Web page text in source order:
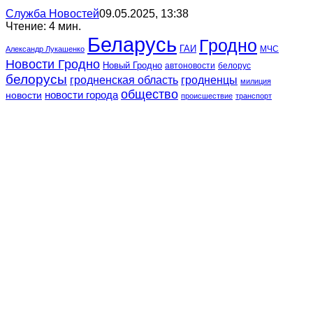
Служба Новостей09.05.2025, 13:38
Чтение: 4 мин.
Александр Лукашенко Беларусь ГАИ Гродно МЧС
Новости Гродно Новый Гродно автоновости белорус
белорусы гродненская область гродненцы милиция
новости новости города общество происшествие транспорт